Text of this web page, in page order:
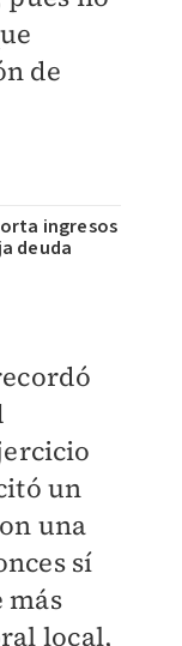
de
ingresos
deuda
un
una
sí
más
local,